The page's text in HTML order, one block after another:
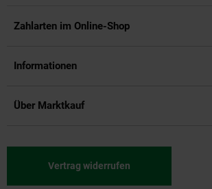
Zahlarten im Online-Shop
Informationen
Über Marktkauf
Vertrag widerrufen